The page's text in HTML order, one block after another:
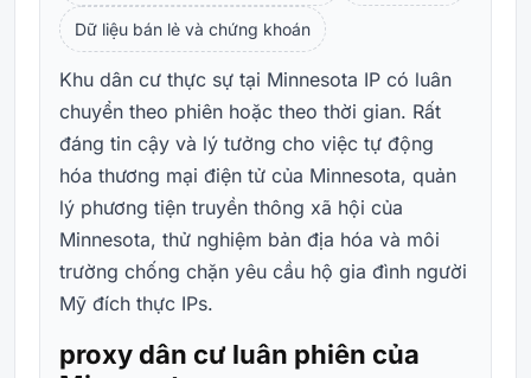
Dữ liệu bán lẻ và chứng khoán
Khu dân cư thực sự tại Minnesota IP có luân
chuyển theo phiên hoặc theo thời gian. Rất
đáng tin cậy và lý tưởng cho việc tự động
hóa thương mại điện tử của Minnesota, quản
lý phương tiện truyền thông xã hội của
Minnesota, thử nghiệm bản địa hóa và môi
trường chống chặn yêu cầu hộ gia đình người
Mỹ đích thực IPs.
proxy dân cư luân phiên của